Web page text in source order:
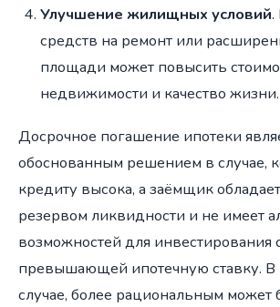
Улучшение жилищных условий.
средств на ремонт или
площади может повысить
недвижимости и качество жизни.
Досрочное погашение ипотеки
обоснованным решением в случае,
кредиту высока, а заёмщик
резервом ликвидности и не имеет
возможностей для инвестирования
превышающей ипотечную ставку. В
случае, более рациональным может